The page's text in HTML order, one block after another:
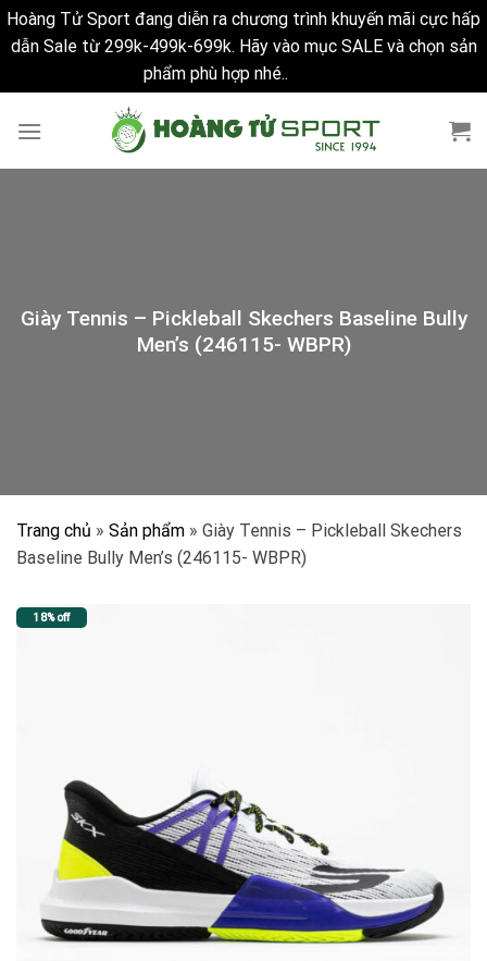
Hoàng Tử Sport đang diễn ra chương trình khuyến mãi cực hấp
dẫn Sale từ 299k-499k-699k. Hãy vào mục SALE và chọn sản
phẩm phù hợp nhé..
Giày Tennis – Pickleball Skechers Baseline Bully
Men’s (246115- WBPR)
Trang chủ » Sản phẩm » Giày Tennis – Pickleball Skechers
Baseline Bully Men’s (246115- WBPR)
18% off